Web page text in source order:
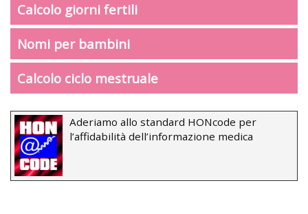
Calcolo giorni fertili
Nomi per bambini
Calcolo ciclo mestruale
Aderiamo allo standard HONcode per
l’affidabilità dell’informazione medica